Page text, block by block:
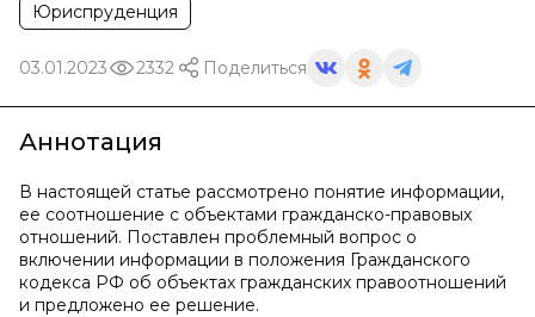
Юриспруденция
03.01.2023 2332 Поделиться
Аннотация
В настоящей статье рассмотрено понятие информации,
ее соотношение с объектами гражданско-правовых
отношений. Поставлен проблемный вопрос о
включении информации в положения Гражданского
кодекса РФ об объектах гражданских правоотношений
и предложено ее решение.